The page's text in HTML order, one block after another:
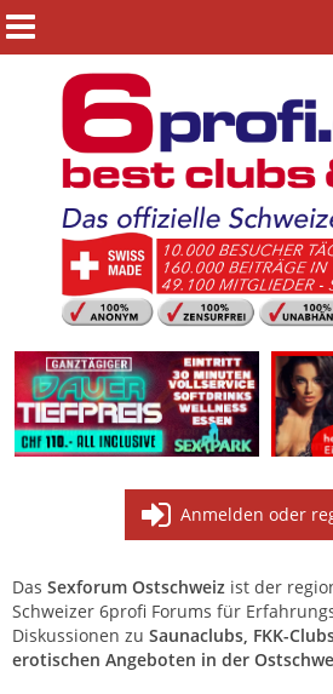
Anmelden oder
Das Sexforum Ostschweiz ist der
Schweizer 6profi Forums für
Diskussionen zu Saunaclubs, FKK-
erotischen Angeboten in der